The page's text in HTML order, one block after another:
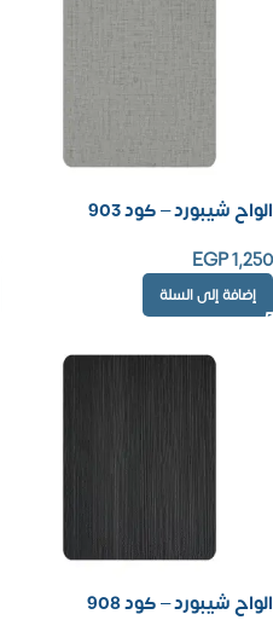
الواح شيبورد – كود 903
EGP1,250
إضافة إلى السلة
الواح شيبورد – كود 908